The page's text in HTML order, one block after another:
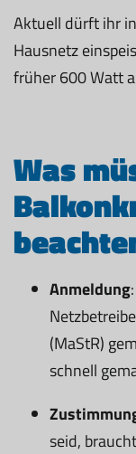
Aktuell dürft ihr
Hausnetz
früher 600 Watt
Was
Anmeldung
(MaStR)
schnell
seid,